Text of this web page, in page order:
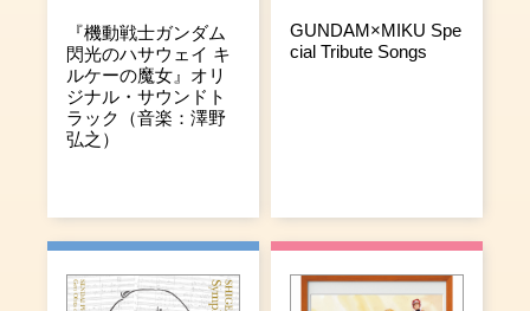
『機動戦士ガンダム
閃光のハサウェイ キ
ルケーの魔女』オリ
ジナル・サウンドト
ラック（音楽：澤野
弘之）
GUNDAM×MIKU Spe
cial Tribute Songs